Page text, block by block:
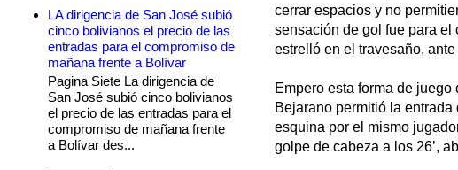
cerrar espacios y no
sensación de gol fue para
estrelló en el travesaño,
Empero esta forma de
Bejarano permitió la
esquina por el mismo
golpe de cabeza a los 26’,
LA dirigencia de San José subió
cinco bolivianos el precio de las
entradas para el compromiso de
mañana frente a Bolívar
Pagina Siete La dirigencia de
San José subió cinco bolivianos
el precio de las entradas para el
compromiso de mañana frente
a Bolívar des...